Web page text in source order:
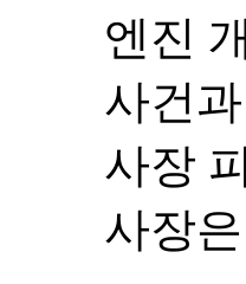
엔진
사건
사장
사장